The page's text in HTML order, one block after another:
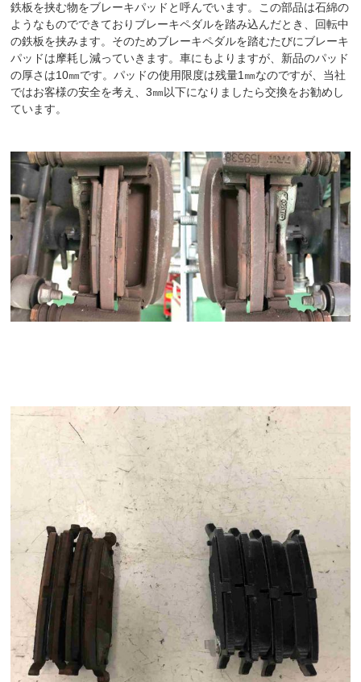
鉄板を挟む物をブレーキパッドと呼んでいます。この部品は石綿の
ようなものでできておりブレーキペダルを踏み込んだとき、回転中
の鉄板を挟みます。そのためブレーキペダルを踏むたびにブレーキ
パッドは摩耗し減っていきます。車にもよりますが、新品のパッド
の厚さは10㎜です。パッドの使用限度は残量1㎜なのですが、当社
ではお客様の安全を考え、3㎜以下になりましたら交換をお勧めし
ています。